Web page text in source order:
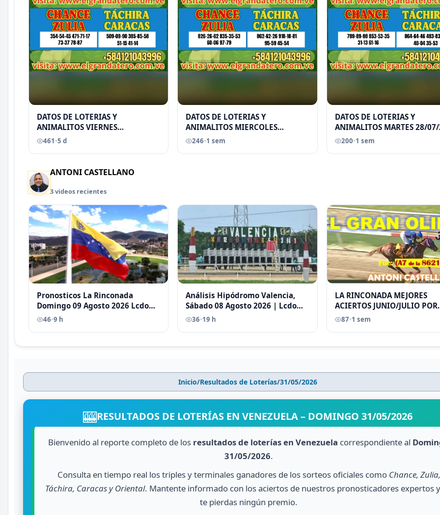
DATOS DE LOTERIAS Y
ANIMALITOS VIERNES
31/07/2026
461•5 d
DATOS DE LOTERIAS Y
ANIMALITOS MIERCOLES
29/07/2026 ELGRANDATERO JOSE
246•1 sem
DATOS DE LOTERIAS Y
ANIMALITOS MARTES 28/07/
ELGRANDATERO JOSE EREU
200•1 sem
ANTONI CASTELLANO
3 videos recientes
Pronosticos La Rinconada
Domingo 09 Agosto 2026 Lcdo
Antoni Castellano
46•9 h
Análisis Hipódromo Valencia,
Sábado 08 Agosto 2026 | Lcdo
Antoni Castellano |
36•19 h
LA RINCONADA MEJORES
ACIERTOS JUNIO/JULIO POR
ANTONI CASTELLANO
87•1 sem
Inicio/Resultados de Loterías/31/05/2026
🎰RESULTADOS DE LOTERÍAS EN VENEZUELA – DOMINGO 31/05/2026
Bienvenido al reporte completo de los resultados de loterías en Venezuela correspondiente al
31/05/2026.
Consulta en tiempo real los triples y terminales ganadores de los sorteos oficiales como Chance, Zulia,
Táchira, Caracas y Oriental. Mantente informado con los aciertos de nuestros pronosticadores expertos
te pierdas ningún premio.